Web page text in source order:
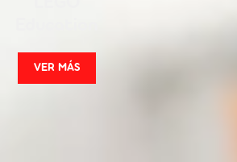
VER MÁS